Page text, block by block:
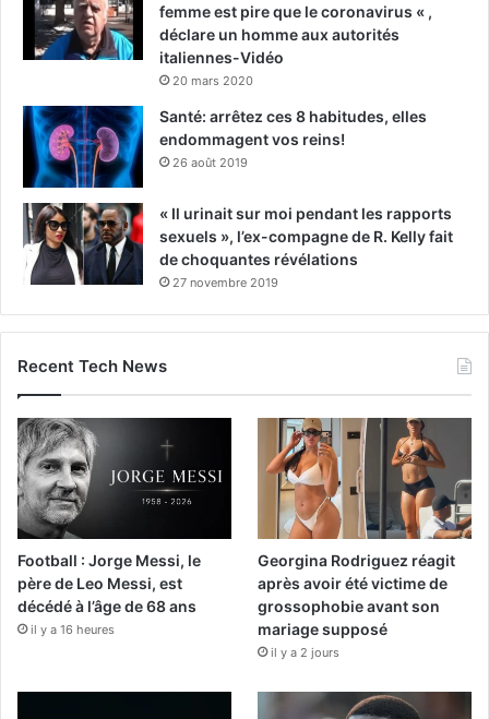
femme est pire que le coronavirus « ,
déclare un homme aux autorités
italiennes-Vidéo
20 mars 2020
Santé: arrêtez ces 8 habitudes, elles
endommagent vos reins!
26 août 2019
« Il urinait sur moi pendant les rapports
sexuels », l’ex-compagne de R. Kelly fait
de choquantes révélations
27 novembre 2019
Recent Tech News
Football : Jorge Messi, le
père de Leo Messi, est
décédé à l’âge de 68 ans
il y a 16 heures
Georgina Rodriguez réagit
après avoir été victime de
grossophobie avant son
mariage supposé
il y a 2 jours